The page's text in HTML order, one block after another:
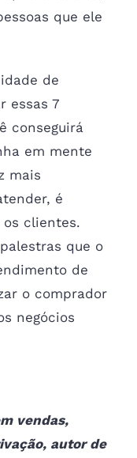
que ele
de
essas 7
conseguirá
em mente
mais
é
clientes.
que o
de
o comprador
negócios
vendas,
autor de